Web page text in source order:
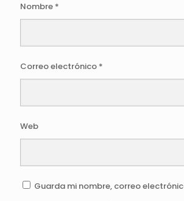
Nombre *
Correo electrónico *
Web
Guarda mi nombre, correo